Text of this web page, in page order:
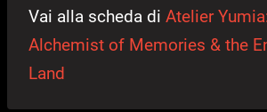
Vai alla scheda di Atelier
Alchemist of Memories & the
Land